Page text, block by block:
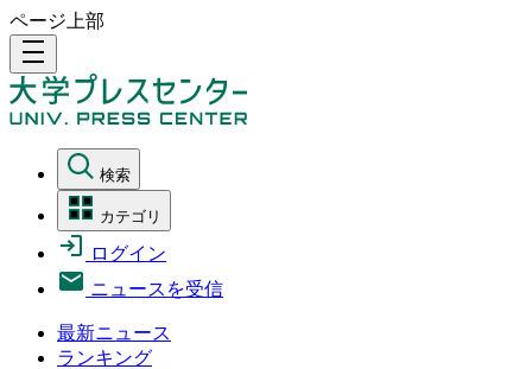
ページ上部
density_medium
検索
カテゴリ
ログイン
ニュースを受信
最新ニュース
ランキング